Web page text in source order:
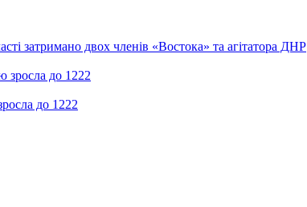
затримано двох членів «Востока» та агітатора ДНР
до 1222